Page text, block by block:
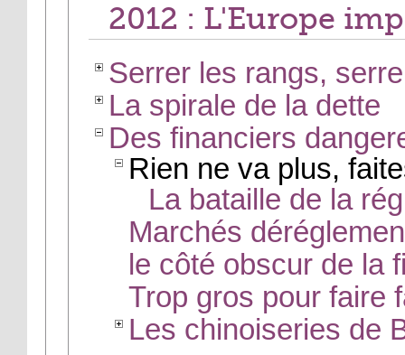
2012 : L'Europe
Serrer les rangs,
La spirale de la dette
Des financiers
Rien ne va plus,
La bataille de la
Marchés
le côté obscur de la
Trop gros pour faire
Les chinoiseries de